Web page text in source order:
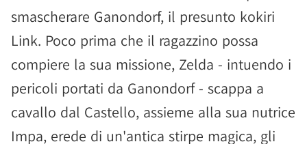
smascherare Ganondorf, il presunto kokiri
Link. Poco prima che il ragazzino possa
compiere la sua missione, Zelda - intuendo i
pericoli portati da Ganondorf - scappa a
cavallo dal Castello, assieme alla sua nutrice
Impa, erede di un'antica stirpe magica, gli